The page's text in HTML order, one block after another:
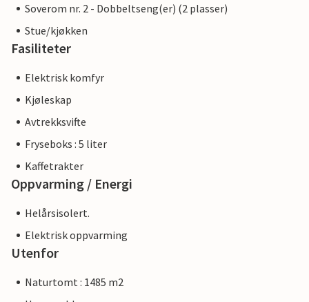
Soverom nr. 2 - Dobbeltseng(er) (2 plasser)
Stue/kjøkken
Fasiliteter
Elektrisk komfyr
Kjøleskap
Avtrekksvifte
Fryseboks : 5 liter
Kaffetrakter
Oppvarming / Energi
Helårsisolert.
Elektrisk oppvarming
Utenfor
Naturtomt : 1485 m2